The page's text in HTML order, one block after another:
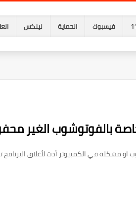
فيسبوك الحماية لينكس
بالفوتوشوب الغير
في الكمبيوتر أدت لأغلاق البرنامج